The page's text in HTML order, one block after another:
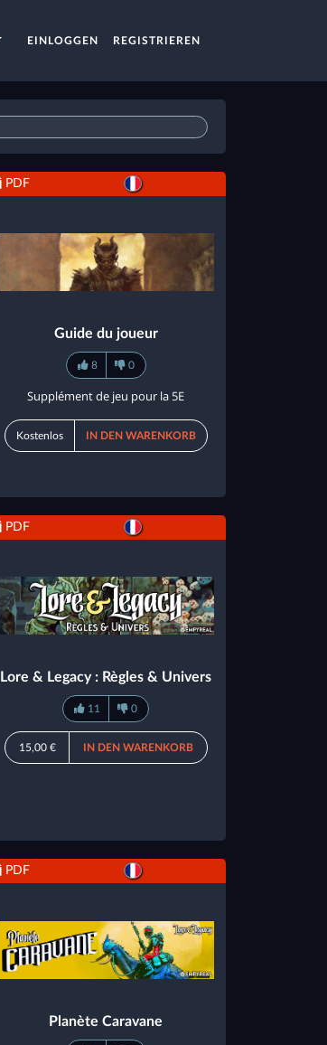
EINLOGGEN REGISTRIEREN
PDF
Guide du joueur
8 0
Supplément de jeu pour la 5E
Kostenlos IN DEN WARENKORB
PDF
Lore & Legacy : Règles & Univers
11 0
15,00 € IN DEN WARENKORB
PDF
Planète Caravane